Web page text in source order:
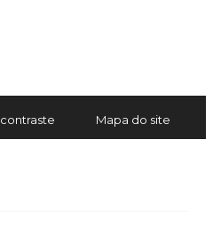
Mapa do site